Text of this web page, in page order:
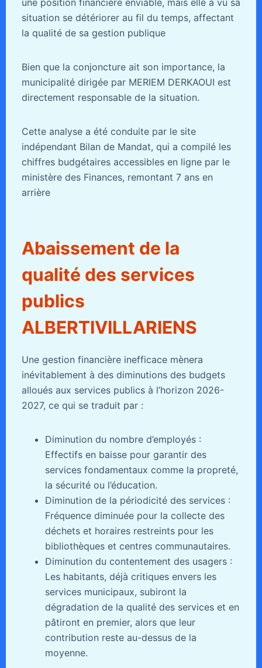
situation se détériorer au fil du temps, affectant
la qualité de sa gestion publique
Bien que la conjoncture ait son importance, la
municipalité dirigée par MERIEM DERKAOUI est
directement responsable de la situation.
Cette analyse a été conduite par le site
indépendant Bilan de Mandat, qui a compilé les
chiffres budgétaires accessibles en ligne par le
ministère des Finances, remontant 7 ans en
arrière
Abaissement de la
qualité des services
publics
ALBERTIVILLARIENS
Une gestion financière inefficace mènera
inévitablement à des diminutions des budgets
alloués aux services publics à l’horizon 2026-
2027, ce qui se traduit par :
Diminution du nombre d’employés :
Effectifs en baisse pour garantir des
services fondamentaux comme la propreté,
la sécurité ou l’éducation.
Diminution de la périodicité des services :
Fréquence diminuée pour la collecte des
déchets et horaires restreints pour les
bibliothèques et centres communautaires.
Diminution du contentement des usagers :
Les habitants, déjà critiques envers les
services municipaux, subiront la
dégradation de la qualité des services et en
pâtiront en premier, alors que leur
contribution reste au-dessus de la
moyenne.